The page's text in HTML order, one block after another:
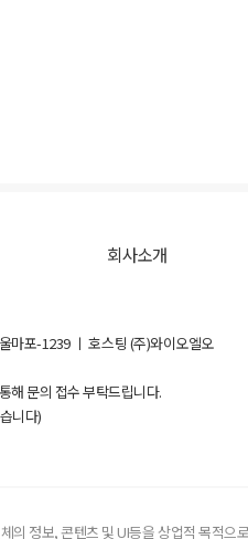
회사소개
마포-1239 ㅣ 호스팅 (주)와이오엘오
해 문의 접수 부탁드립니다.
니다)
의 정보, 콘텐츠 및 UI등을 상업적 목적으